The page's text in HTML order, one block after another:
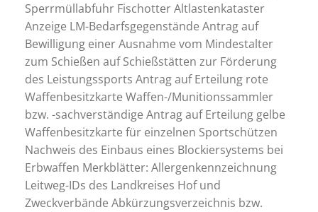
Sperrmüllabfuhr Fischotter Altlastenkataster
Anzeige LM-Bedarfsgegenstände Antrag auf
Bewilligung einer Ausnahme vom Mindestalter
zum Schießen auf Schießstätten zur Förderung
des Leistungssports Antrag auf Erteilung rote
Waffenbesitzkarte Waffen-/Munitionssammler
bzw. -sachverständige Antrag auf Erteilung gelbe
Waffenbesitzkarte für einzelnen Sportschützen
Nachweis des Einbaus eines Blockiersystems bei
Erbwaffen Merkblätter: Allergenkennzeichnung
Leitweg-IDs des Landkreises Hof und
Zweckverbände Abkürzungsverzeichnis bzw.